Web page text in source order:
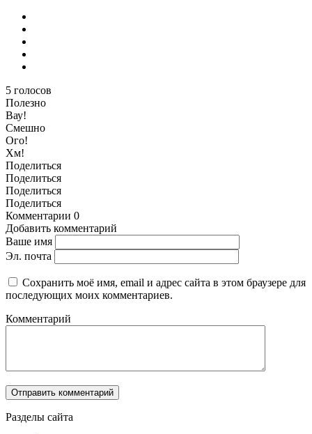
5 голосов
Полезно
Вау!
Смешно
Ого!
Хм!
Поделиться
Поделиться
Поделиться
Поделиться
Комментарии 0
Добавить комментарий
Ваше имя
Эл. почта
Сохранить моё имя, email и адрес сайта в этом браузере для
последующих моих комментариев.
Комментарий
Разделы сайта